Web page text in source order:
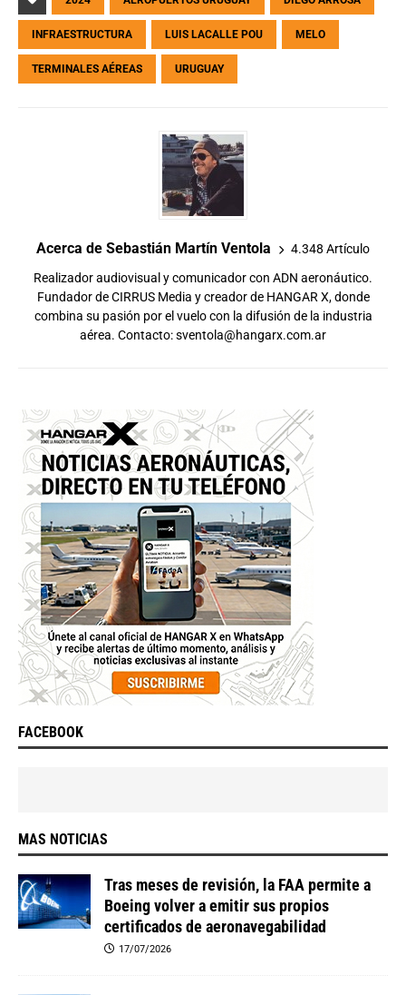
INFRAESTRUCTURA LUIS LACALLE POU MELO
TERMINALES AÉREAS URUGUAY
Acerca de Sebastián Martín Ventola 4.348 Artículo
Realizador audiovisual y comunicador con ADN aeronáutico.
Fundador de CIRRUS Media y creador de HANGAR X, donde
combina su pasión por el vuelo con la difusión de la industria
aérea. Contacto:sventola@hangarx.com.ar
FACEBOOK
MAS NOTICIAS
Tras meses de revisión, la FAA permite a
Boeing volver a emitir sus propios
certificados de aeronavegabilidad
17/07/2026